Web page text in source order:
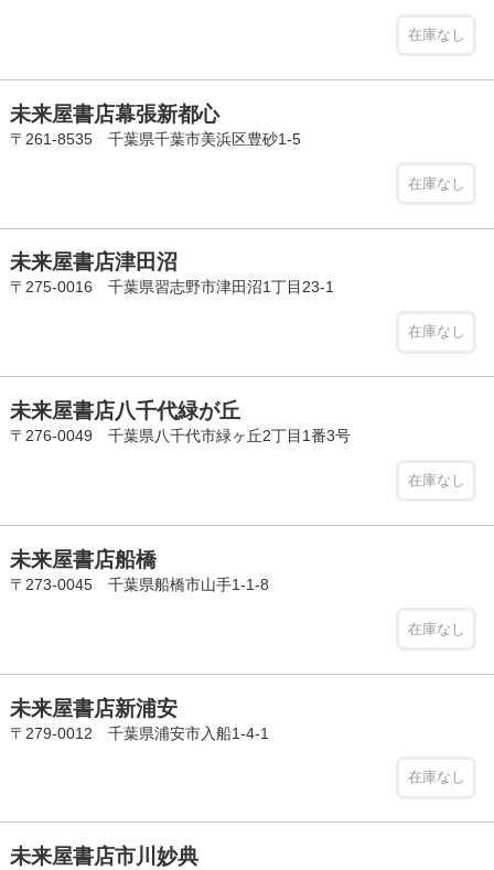
在庫なし
未来屋書店幕張新都心
〒261-8535 千葉県千葉市美浜区豊砂1-5
在庫なし
未来屋書店津田沼
〒275-0016 千葉県習志野市津田沼1丁目23-1
在庫なし
未来屋書店八千代緑が丘
〒276-0049 千葉県八千代市緑ヶ丘2丁目1番3号
在庫なし
未来屋書店船橋
〒273-0045 千葉県船橋市山手1-1-8
在庫なし
未来屋書店新浦安
〒279-0012 千葉県浦安市入船1-4-1
在庫なし
未来屋書店市川妙典